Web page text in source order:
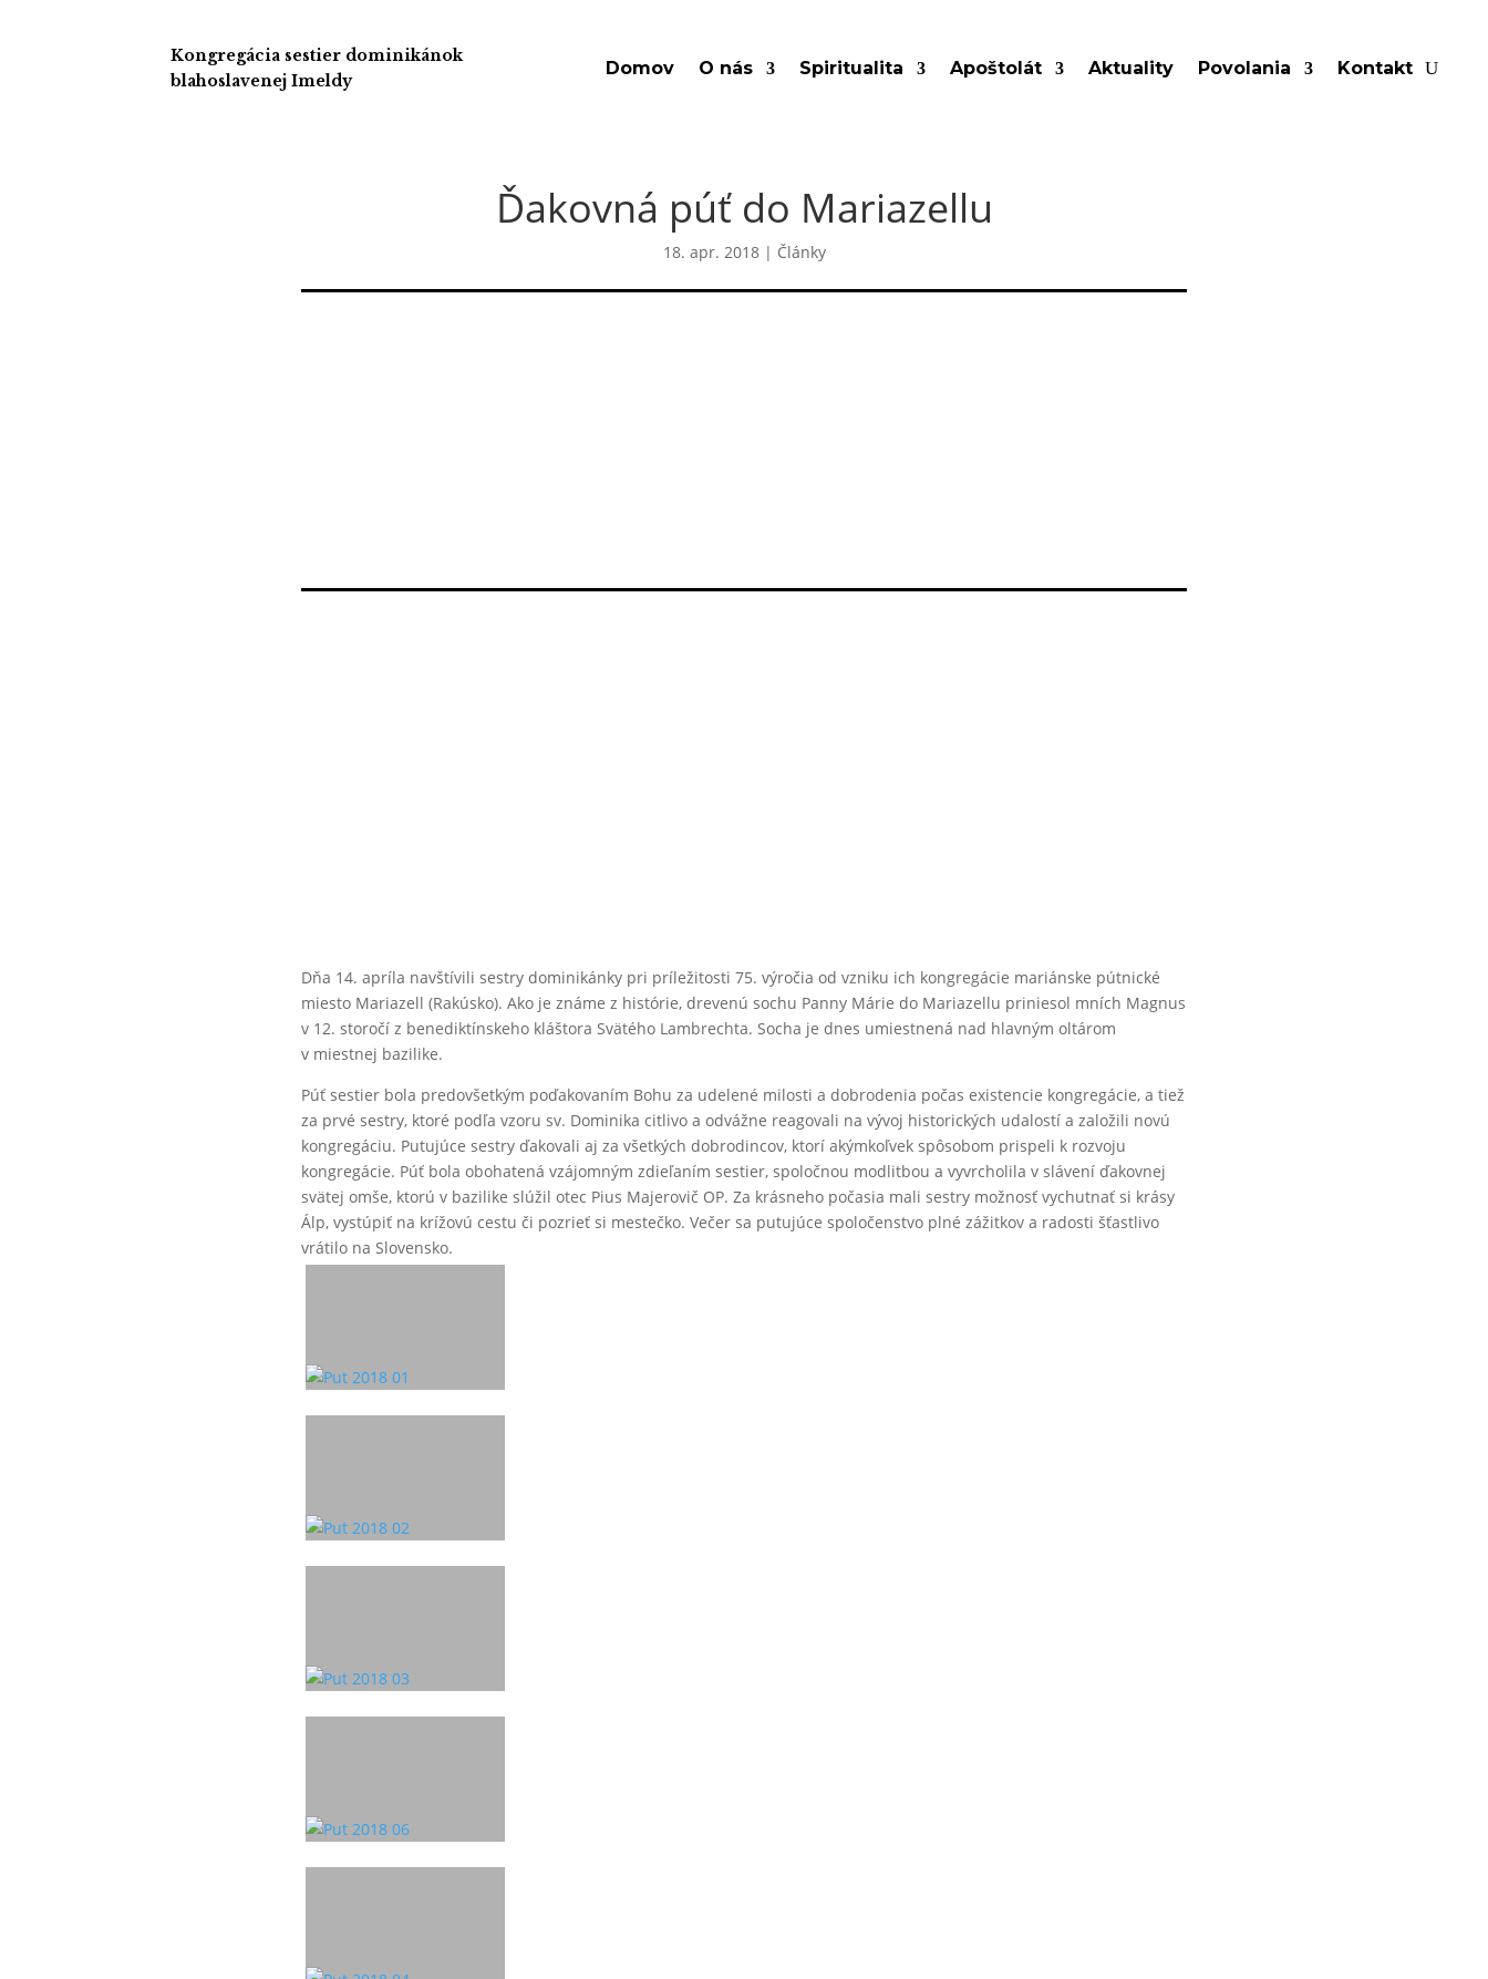
Kongregácia sestier dominikánok
blahoslavenej Imeldy
Domov O nás Spiritualita Apoštolát Aktuality Povolania Kontakt
Ďakovná púť do Mariazellu
18. apr. 2018| Články
Dňa 14. apríla navštívili sestry dominikánky pri príležitosti 75. výročia od vzniku ich kongregácie mariánske pútnické
miesto Mariazell (Rakúsko). Ako je známe z histórie, drevenú sochu Panny Márie do Mariazellu priniesol mních Magnus
v 12. storočí z benediktínskeho kláštora Svätého Lambrechta. Socha je dnes umiestnená nad hlavným oltárom
v miestnej bazilike.
Púť sestier bola predovšetkým poďakovaním Bohu za udelené milosti a dobrodenia počas existencie kongregácie, a tiež
za prvé sestry, ktoré podľa vzoru sv. Dominika citlivo a odvážne reagovali na vývoj historických udalostí a založili novú
kongregáciu. Putujúce sestry ďakovali aj za všetkých dobrodincov, ktorí akýmkoľvek spôsobom prispeli k rozvoju
kongregácie. Púť bola obohatená vzájomným zdieľaním sestier, spoločnou modlitbou a vyvrcholila v slávení ďakovnej
svätej omše, ktorú v bazilike slúžil otec Pius Majerovič OP. Za krásneho počasia mali sestry možnosť vychutnať si krásy
Álp, vystúpiť na krížovú cestu či pozrieť si mestečko. Večer sa putujúce spoločenstvo plné zážitkov a radosti šťastlivo
vrátilo na Slovensko.